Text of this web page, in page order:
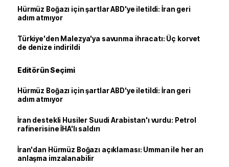
Hürmüz Boğazı için şartlar ABD'ye iletildi: İran geri
adım atmıyor
Türkiye'den Malezya'ya savunma ihracatı: Üç korvet
de denize indirildi
Editörün Seçimi
Hürmüz Boğazı için şartlar ABD'ye iletildi: İran geri
adım atmıyor
İran destekli Husiler Suudi Arabistan'ı vurdu: Petrol
rafinerisine İHA'lı saldırı
İran'dan Hürmüz Boğazı açıklaması: Umman ile her an
anlaşma imzalanabilir